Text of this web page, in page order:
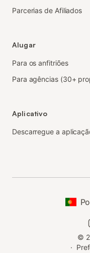
Parcerias de Afiliados
Alugar
Para os anfitriões
Para agências (30+
Aplicativo
Descarregue a
©
·